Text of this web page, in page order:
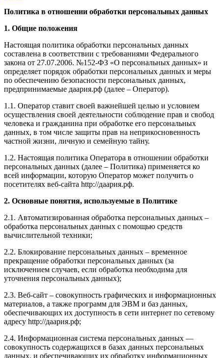
Политика в отношении обработки персональных данных
1. Общие положения
Настоящая политика обработки персональных данных
составлена в соответствии с требованиями Федерального
закона от 27.07.2006. №152-ФЗ «О персональных данных» и
определяет порядок обработки персональных данных и меры
по обеспечению безопасности персональных данных,
предпринимаемые даария.рф (далее – Оператор).
1.1. Оператор ставит своей важнейшей целью и условием
осуществления своей деятельности соблюдение прав и свобод
человека и гражданина при обработке его персональных
данных, в том числе защиты прав на неприкосновенность
частной жизни, личную и семейную тайну.
1.2. Настоящая политика Оператора в отношении обработки
персональных данных (далее – Политика) применяется ко
всей информации, которую Оператор может получить о
посетителях веб-сайта http://даария.рф.
2. Основные понятия, используемые в Политике
2.1. Автоматизированная обработка персональных данных –
обработка персональных данных с помощью средств
вычислительной техники;
2.2. Блокирование персональных данных – временное
прекращение обработки персональных данных (за
исключением случаев, если обработка необходима для
уточнения персональных данных);
2.3. Веб-сайт – совокупность графических и информационных
материалов, а также программ для ЭВМ и баз данных,
обеспечивающих их доступность в сети интернет по сетевому
адресу http://даария.рф;
2.4. Информационная система персональных данных —
совокупность содержащихся в базах данных персональных
данных, и обеспечивающих их обработку информационных